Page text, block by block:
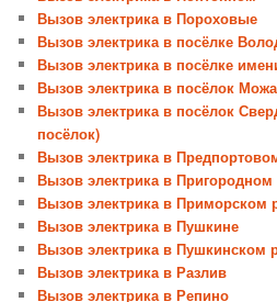
Вызов электрика в Пороховые
Вызов электрика в посёлке
Вызов электрика в посёлке
Вызов электрика в посёлок
Вызов электрика в посёлок
посёлок)
Вызов электрика в
Вызов электрика в Пригородном
Вызов электрика в Приморском
Вызов электрика в Пушкине
Вызов электрика в Пушкинском
Вызов электрика в Разлив
Вызов электрика в Репино